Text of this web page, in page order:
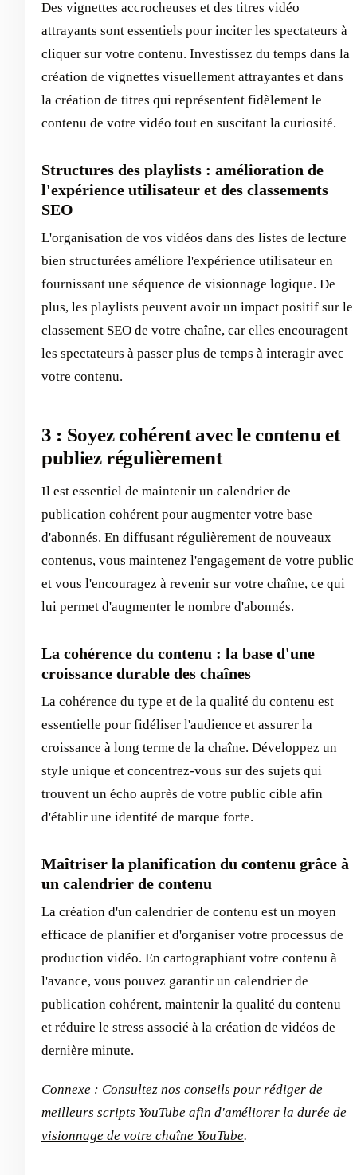
Des vignettes accrocheuses et des titres vidéo
attrayants sont essentiels pour inciter les spectateurs à
cliquer sur votre contenu. Investissez du temps dans la
création de vignettes visuellement attrayantes et dans
la création de titres qui représentent fidèlement le
contenu de votre vidéo tout en suscitant la curiosité.
Structures des playlists : amélioration de
l'expérience utilisateur et des classements
SEO
L'organisation de vos vidéos dans des listes de lecture
bien structurées améliore l'expérience utilisateur en
fournissant une séquence de visionnage logique. De
plus, les playlists peuvent avoir un impact positif sur le
classement SEO de votre chaîne, car elles encouragent
les spectateurs à passer plus de temps à interagir avec
votre contenu.
3 : Soyez cohérent avec le contenu et
publiez régulièrement
Il est essentiel de maintenir un calendrier de
publication cohérent pour augmenter votre base
d'abonnés. En diffusant régulièrement de nouveaux
contenus, vous maintenez l'engagement de votre public
et vous l'encouragez à revenir sur votre chaîne, ce qui
lui permet d'augmenter le nombre d'abonnés.
La cohérence du contenu : la base d'une
croissance durable des chaînes
La cohérence du type et de la qualité du contenu est
essentielle pour fidéliser l'audience et assurer la
croissance à long terme de la chaîne. Développez un
style unique et concentrez-vous sur des sujets qui
trouvent un écho auprès de votre public cible afin
d'établir une identité de marque forte.
Maîtriser la planification du contenu grâce à
un calendrier de contenu
La création d'un calendrier de contenu est un moyen
efficace de planifier et d'organiser votre processus de
production vidéo. En cartographiant votre contenu à
l'avance, vous pouvez garantir un calendrier de
publication cohérent, maintenir la qualité du contenu
et réduire le stress associé à la création de vidéos de
dernière minute.
Connexe : Consultez nos conseils pour rédiger de
meilleurs scripts YouTube afin d'améliorer la durée de
visionnage de votre chaîne YouTube.